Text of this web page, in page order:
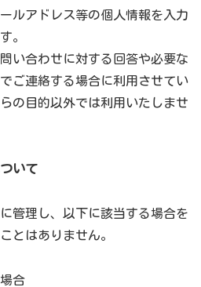
ルアドレス等の個人情報を入力
。
い合わせに対する回答や必要な
ご連絡する場合に利用させてい
の目的以外では利用いたしませ
いて
管理し、以下に該当する場合を
とはありません。
合